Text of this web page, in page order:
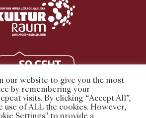
our website to give you the most
by remembering your
visits. By clicking “Accept All”,
use of ALL the cookies. However,